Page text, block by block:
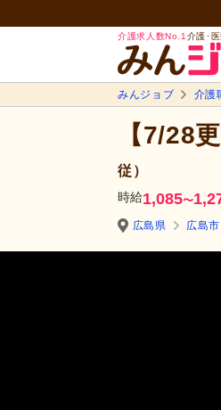
介護求人数No.1 介護･
みんジョブ 介護
【7/28
従）
時給1,085〜
広島県 広島市